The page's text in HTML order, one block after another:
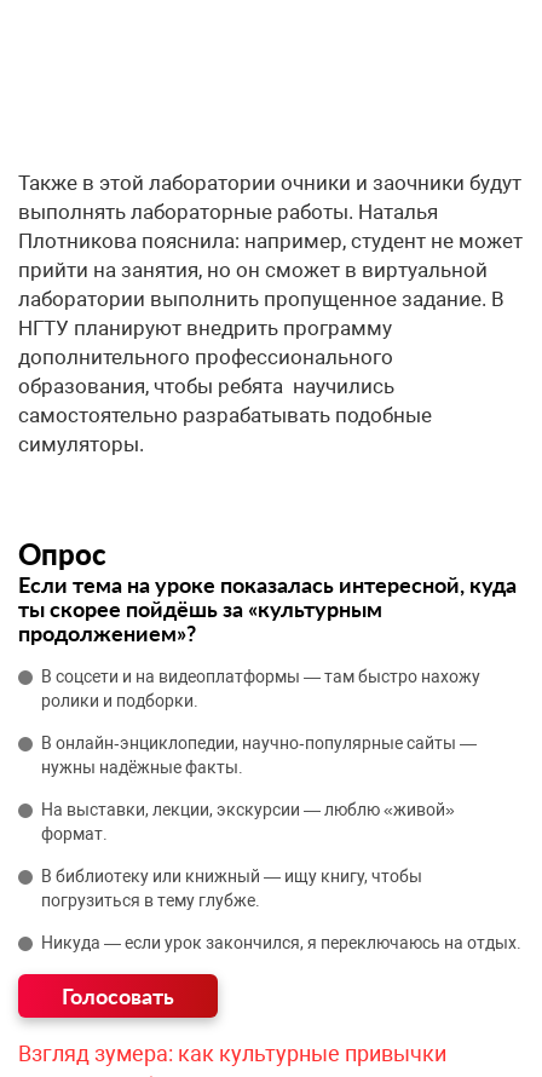
Также в этой лаборатории очники и заочники будут
выполнять лабораторные работы. Наталья
Плотникова пояснила: например, студент не может
прийти на занятия, но он сможет в виртуальной
лаборатории выполнить пропущенное задание. В
НГТУ планируют внедрить программу
дополнительного профессионального
образования, чтобы ребята научились
самостоятельно разрабатывать подобные
симуляторы.
Опрос
Если тема на уроке показалась интересной, куда
ты скорее пойдёшь за «культурным
продолжением»?
В соцсети и на видеоплатформы — там быстро нахожу
ролики и подборки.
В онлайн‑энциклопедии, научно‑популярные сайты —
нужны надёжные факты.
На выставки, лекции, экскурсии — люблю «живой»
формат.
В библиотеку или книжный — ищу книгу, чтобы
погрузиться в тему глубже.
Никуда — если урок закончился, я переключаюсь на отдых.
Взгляд зумера: как культурные привычки